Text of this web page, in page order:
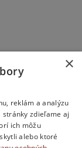
×
reklám a analýzu
zdieľame aj
ich môžu
alebo ktoré